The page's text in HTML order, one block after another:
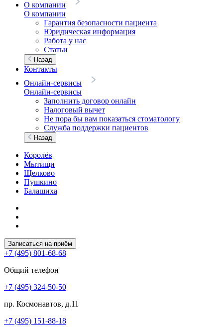
О компании
О компании
Гарантия безопасности пациента
Юридическая информация
Работа у нас
Статьи
Назад
Контакты
Онлайн-сервисы
Онлайн-сервисы
Заполнить договор онлайн
Налоговый вычет
Не пора бы вам показаться стоматологу
Служба поддержки пациентов
Назад
Королёв
Мытищи
Щелково
Пушкино
Балашиха
Записаться на приём
+7 (495) 801-68-68
Общий телефон
+7 (495) 324-50-50
пр. Космонавтов, д.11
+7 (495) 151-88-18